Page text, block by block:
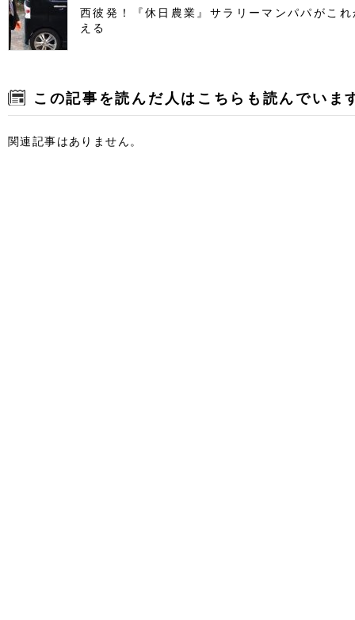
西彼発！『休日農業』サラリーマンパパがこ
える
この記事を読んだ人はこちらも読んでいま
関連記事はありません。